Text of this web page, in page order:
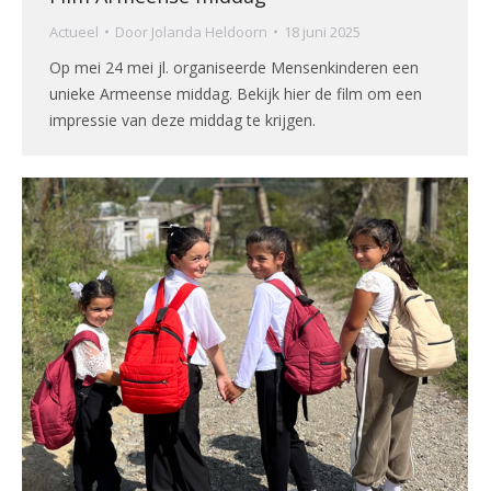
Actueel Door Jolanda Heldoorn 18 juni 2025
Op mei 24 mei jl. organiseerde Mensenkinderen een
unieke Armeense middag. Bekijk hier de film om een
impressie van deze middag te krijgen.